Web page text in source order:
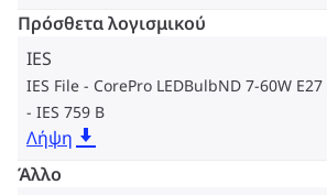
Πρόσθετα λογισμικού
IES
IES File - CorePro LEDBulbND 7-60W E27
IES 759 B
Λήψη
Άλλο